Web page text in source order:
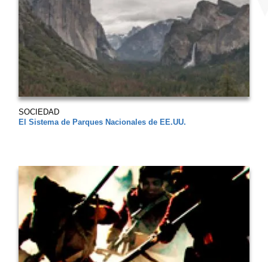
SOCIEDAD
El Sistema de Parques Nacionales de EE.UU.